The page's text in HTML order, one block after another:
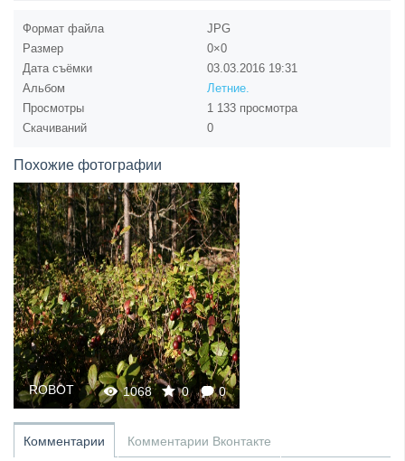
Формат файла
JPG
Размер
0×0
Дата съёмки
03.03.2016 19:31
Альбом
Летние.
Просмотры
1 133 просмотра
Скачиваний
0
Похожие фотографии
1068 0 0
ROBOT
Комментарии Комментарии Вконтакте